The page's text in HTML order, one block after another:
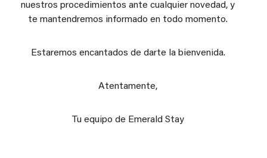
nuestros procedimientos ante cualquier novedad, y
te mantendremos informado en todo momento.
Estaremos encantados de darte la bienvenida.
Atentamente,
Tu equipo de Emerald Stay